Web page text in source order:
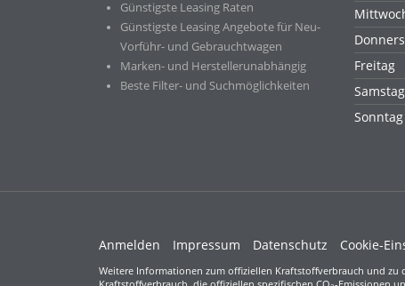
Günstigste Leasing Raten
Günstigste Leasing Angebote für Neu-
Vorführ- und Gebrauchtwagen
Marken- und Herstellerunabhängig
Beste Filter- und Suchmöglichkeiten
Freitag
Samstag
Sonntag
Anmelden Impressum Datenschutz Cookie-
Weitere Informationen zum offiziellen Kraftstoffverbrauch und zu